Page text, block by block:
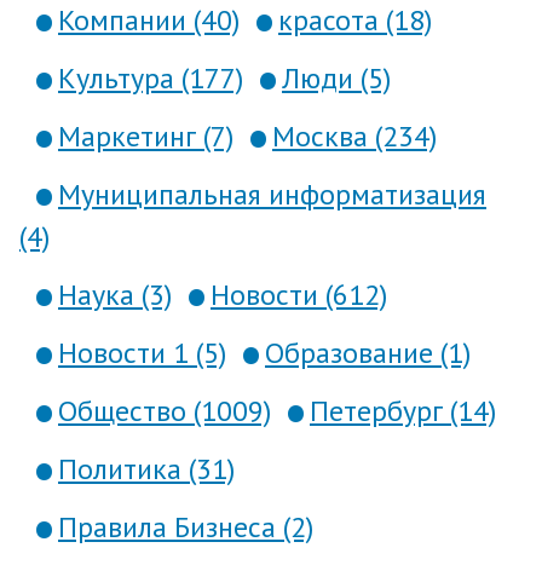
Компании (40)
красота (18)
Культура (177)
Люди (5)
Маркетинг (7)
Москва (234)
Муниципальная информатизация
(4)
Наука (3)
Новости (612)
Новости 1 (5)
Образование (1)
Общество (1009)
Петербург (14)
Политика (31)
Правила Бизнеса (2)